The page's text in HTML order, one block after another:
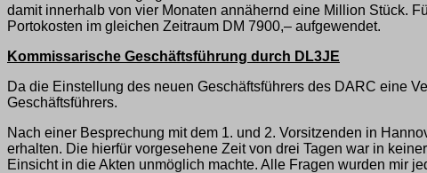
damit innerhalb von vier Monaten annähernd eine Million Stück.
Portokosten im gleichen Zeitraum DM 7900,– aufgewendet.
Kommissarische Geschäftsführung durch DL3JE
Da die Einstellung des neuen Geschäftsführers des DARC eine
Geschäftsführers.
Nach einer Besprechung mit dem 1. und 2. Vorsitzenden in
erhalten. Die hierfür vorgesehene Zeit von drei Tagen war in
Einsicht in die Akten unmöglich machte. Alle Fragen wurden mir